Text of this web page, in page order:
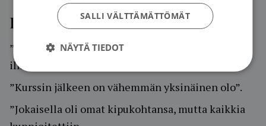
Palautetta aiemmin kurssilla olleilta:
”Kurssin vetäjät loivat avoimen ja turvallisen
ilmapiirin keskustelulle.”
”Kurssin jälkeen on vähemmän yksinäinen olo”.
”Jokaisella oli omat kipukohtansa, mutta kaikkia
SALLI VÄLTTÄMÄTTÖMÄT
NÄYTÄ TIEDOT